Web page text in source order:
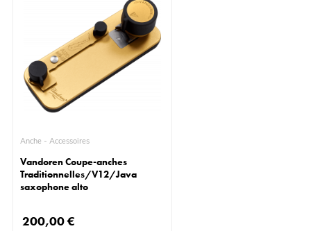
Anche - Accessoires
Vandoren Coupe-anches
Traditionnelles/V12/Java
saxophone alto
200,00 €